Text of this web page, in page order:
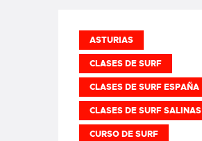
ASTURIAS
CLASES DE SURF
CLASES DE SURF ESPAÑA
CLASES DE SURF SALINAS
CURSO DE SURF